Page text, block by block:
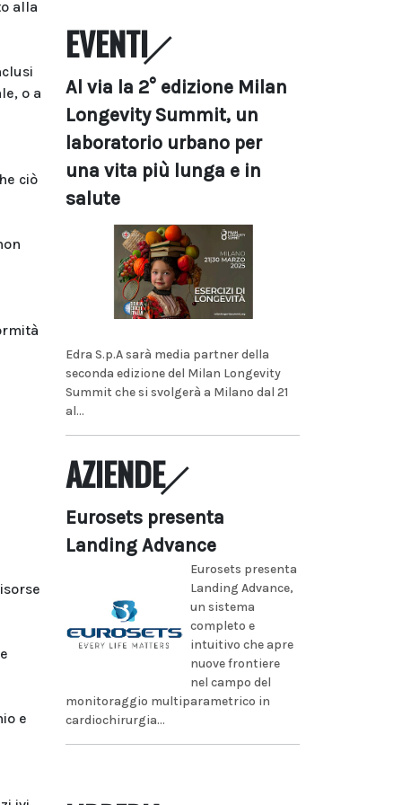
alla
o a
ciò
e
EVENTI
Al via la 2° edizione Milan
Longevity Summit, un
laboratorio urbano per
una vita più lunga e in
salute
Edra S.p.A sarà media partner della
seconda edizione del Milan Longevity
Summit che si svolgerà a Milano dal 21
al...
AZIENDE
Eurosets presenta
Landing Advance
Eurosets presenta
Landing Advance,
un sistema
completo e
intuitivo che apre
nuove frontiere
nel campo del
monitoraggio multiparametrico in
cardiochirurgia...